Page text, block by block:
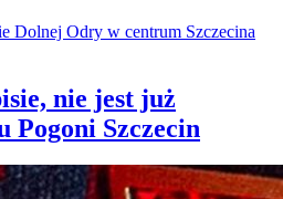
nie jest już
Pogoni Szczecin